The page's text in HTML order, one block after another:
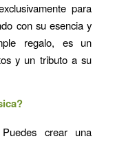
para
con su esencia y
regalo, es un
y un tributo a su
Puedes crear una